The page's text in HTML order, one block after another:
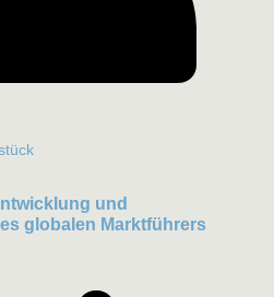
und
globalen Marktführers